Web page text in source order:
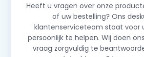
Heeft u vragen over onze
of uw bestelling? Ons
klantenserviceteam staat voor
persoonlijk te helpen. Wij doen
vraag zorgvuldig te